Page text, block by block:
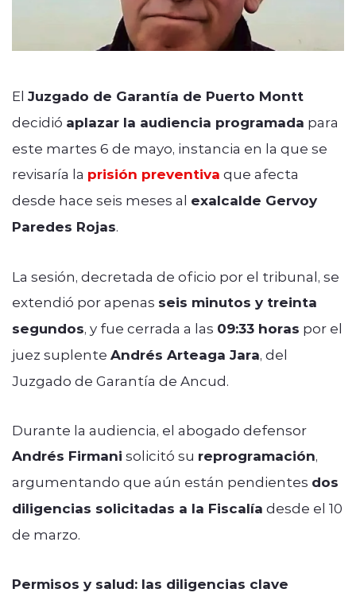
El Juzgado de Garantía de Puerto Montt
decidió aplazar la audiencia programada para
este martes 6 de mayo, instancia en la que se
revisaría la prisión preventiva que afecta
desde hace seis meses al exalcalde Gervoy
Paredes Rojas.
La sesión, decretada de oficio por el tribunal, se
extendió por apenas seis minutos y treinta
segundos, y fue cerrada a las 09:33 horas por el
juez suplente Andrés Arteaga Jara, del
Juzgado de Garantía de Ancud.
Durante la audiencia, el abogado defensor
Andrés Firmani solicitó su reprogramación,
argumentando que aún están pendientes dos
diligencias solicitadas a la Fiscalía desde el 10
de marzo.
Permisos y salud: las diligencias clave